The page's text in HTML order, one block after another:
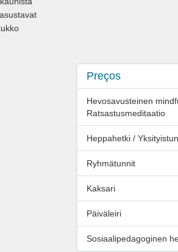
Preços
Hevosavusteinen
Ratsastusmeditaatio
Heppahetki /
Ryhmätunnit
Kaksari
Päiväleiri
Sosiaalipedagoginen